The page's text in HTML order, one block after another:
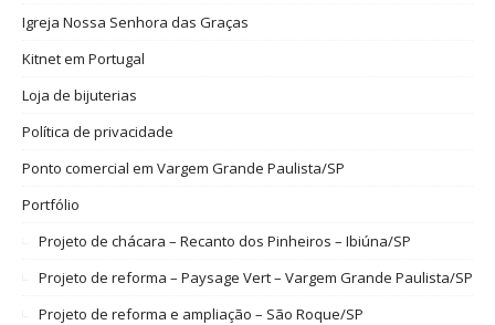
Igreja Nossa Senhora das Graças
Kitnet em Portugal
Loja de bijuterias
Política de privacidade
Ponto comercial em Vargem Grande Paulista/SP
Portfólio
Projeto de chácara – Recanto dos Pinheiros – Ibiúna/SP
Projeto de reforma – Paysage Vert – Vargem Grande Paulista/SP
Projeto de reforma e ampliação – São Roque/SP